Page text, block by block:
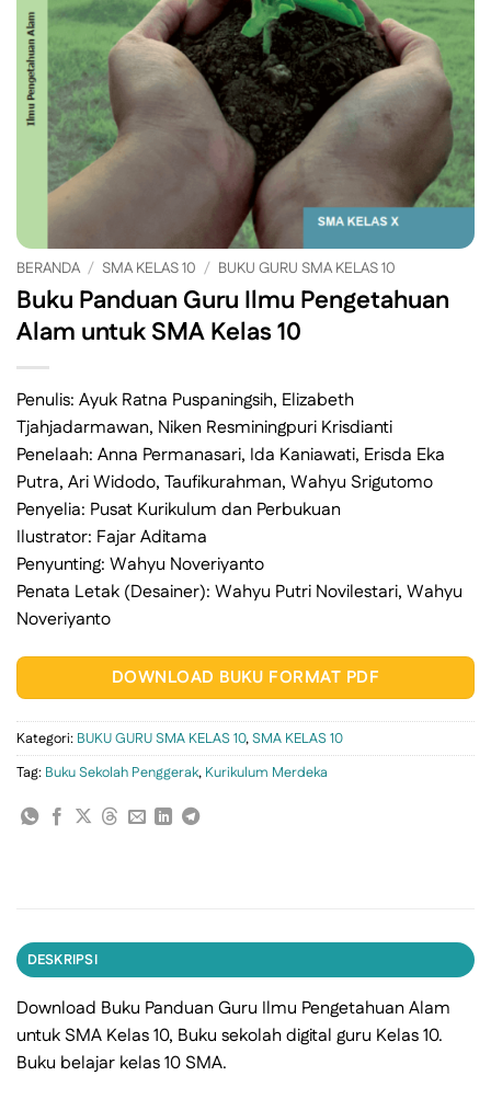
BERANDA / SMA KELAS 10 / BUKU GURU SMA KELAS 10
Buku Panduan Guru Ilmu Pengetahuan
Alam untuk SMA Kelas 10
Penulis: Ayuk Ratna Puspaningsih, Elizabeth
Tjahjadarmawan, Niken Resminingpuri Krisdianti
Penelaah: Anna Permanasari, Ida Kaniawati, Erisda Eka
Putra, Ari Widodo, Taufikurahman, Wahyu Srigutomo
Penyelia: Pusat Kurikulum dan Perbukuan
Ilustrator: Fajar Aditama
Penyunting: Wahyu Noveriyanto
Penata Letak (Desainer): Wahyu Putri Novilestari, Wahyu
Noveriyanto
DOWNLOAD BUKU FORMAT PDF
Kategori: BUKU GURU SMA KELAS 10,SMA KELAS 10
Tag: Buku Sekolah Penggerak, Kurikulum Merdeka
DESKRIPSI
Download Buku Panduan Guru Ilmu Pengetahuan Alam
untuk SMA Kelas 10, Buku sekolah digital guru Kelas 10.
Buku belajar kelas 10 SMA.